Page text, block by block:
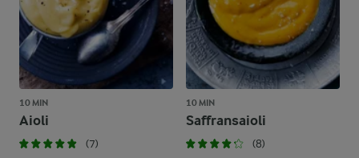
10 MIN
Aioli
(7)
10 MIN
Saffransaioli
(8)